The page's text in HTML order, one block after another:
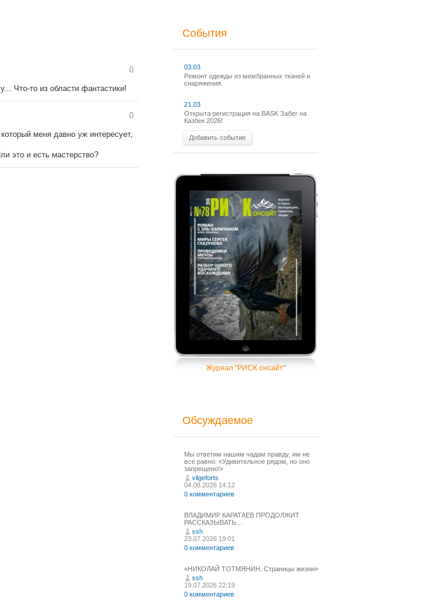
0
Что-то из области фантастики!
0
меня давно уж интересует,
это и есть мастерство?
События
03.03
Ремонт одежды из мембранных тканей и
снаряжения.
21.03
Открыта регистрация на BASK Забег на
Казбек 2026!
Добавить событие
Журнал "РИСК онсайт"
Обсуждаемое
Мы ответим нашим чадам правду, им не
все равно: «Удивительное рядом, но оно
запрещено!»
vilgeforts
04.08.2026 14:12
0 комментариев
ВЛАДИМИР КАРАТАЕВ ПРОДОЛЖИТ
РАССКАЗЫВАТЬ…
ssh
23.07.2026 19:01
0 комментариев
«НИКОЛАЙ ТОТМЯНИН. Страницы жизни»
ssh
19.07.2026 22:19
0 комментариев